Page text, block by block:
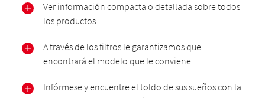
Ver información compacta o detallada sobre todos
los productos.
A través de los filtros le garantizamos que
encontrará el modelo que le conviene.
Infórmese y encuentre el toldo de sus sueños con la